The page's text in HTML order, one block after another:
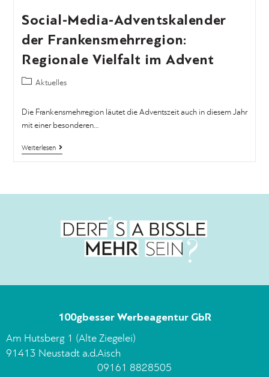
Social-Media-Adventskalender
der Frankensmehrregion:
Regionale Vielfalt im Advent
Aktuelles
Die Frankensmehrregion läutet die Adventszeit auch in diesem Jahr
mit einer besonderen…
Weiterlesen
100gbesser Werbeagentur GbR
Am Hutsberg 1 (Alte Ziegelei)
91413 Neustadt a.d.Aisch
09161 8828505